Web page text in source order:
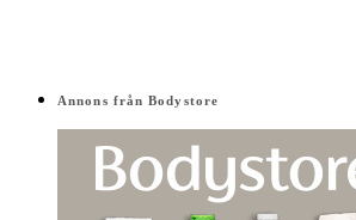
Annons från Bodystore